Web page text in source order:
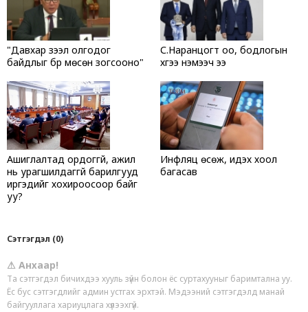
"Давхар зээл олгодог
байдлыг бүр мөсөн зогсооно"
С.Наранцогт оо, бодлогын
хүүгээ нэмээч ээ
Ашиглалтад ордоггүй, ажил
нь урагшилдаггүй барилгууд
иргэдийг хохироосоор байг
уу?
Инфляц өсөж, идэх хоол
багасав
Сэтгэгдэл (0)
⚠ Анхаар!
Та сэтгэгдэл бичихдээ хууль зүйн болон ёс суртахууныг баримтална уу.
Ёс бус сэтгэгдлийг админ устгах эрхтэй. Мэдээний сэтгэгдэлд манай
байгууллага хариуцлага хүлээхгүй.